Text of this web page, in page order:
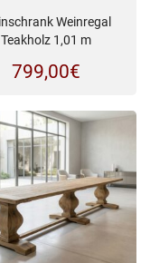
Weinregal
Teakholz 1,01 m
799,00€